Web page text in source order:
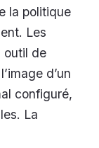
la politique
Les
outil de
d’un
configuré,
La